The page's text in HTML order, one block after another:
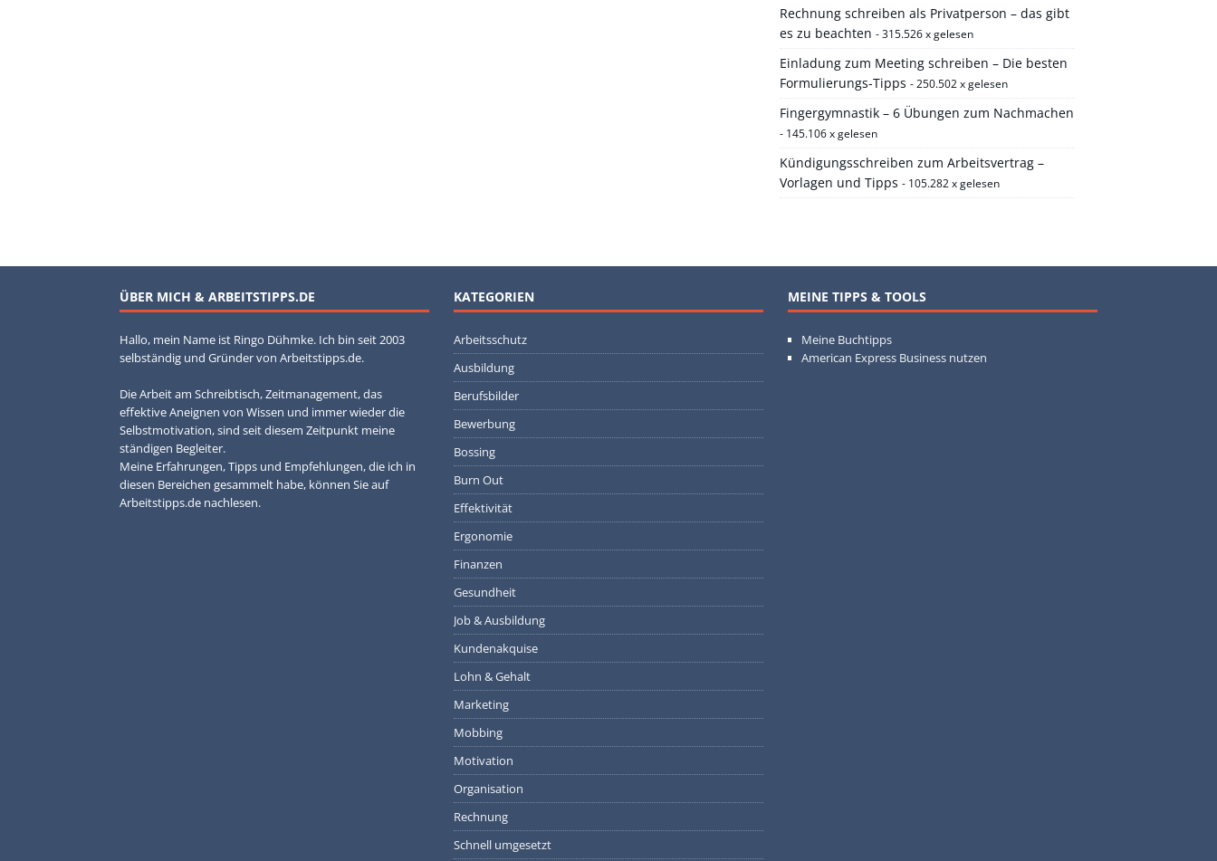
Rechnung schreiben als Privatperson – das gibt
es zu beachten - 315.526 x gelesen
Einladung zum Meeting schreiben – Die besten
Formulierungs-Tipps - 250.502 x gelesen
Fingergymnastik – 6 Übungen zum Nachmachen
- 145.106 x gelesen
Kündigungsschreiben zum Arbeitsvertrag –
Vorlagen und Tipps - 105.282 x gelesen
ÜBER MICH & ARBEITSTIPPS.DE
Hallo, mein Name ist Ringo Dühmke. Ich bin seit 2003
selbständig und Gründer von Arbeitstipps.de.
Die Arbeit am Schreibtisch, Zeitmanagement, das
effektive Aneignen von Wissen und immer wieder die
Selbstmotivation, sind seit diesem Zeitpunkt meine
ständigen Begleiter.
Meine Erfahrungen, Tipps und Empfehlungen, die ich in
diesen Bereichen gesammelt habe, können Sie auf
Arbeitstipps.de nachlesen.
KATEGORIEN
Arbeitsschutz
Ausbildung
Berufsbilder
Bewerbung
Bossing
Burn Out
Effektivität
Ergonomie
Finanzen
Gesundheit
Job & Ausbildung
Kundenakquise
Lohn & Gehalt
Marketing
Mobbing
Motivation
Organisation
Rechnung
Schnell umgesetzt
MEINE TIPPS & TOOLS
Meine Buchtipps
American Express Business nutzen